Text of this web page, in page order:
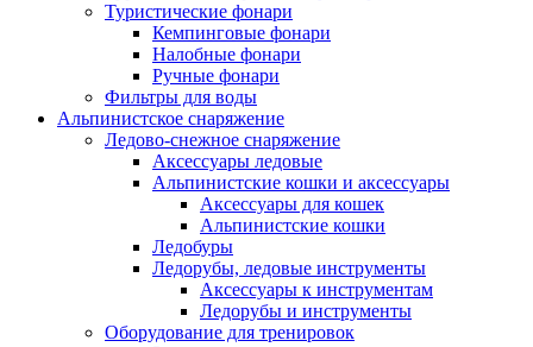
Туристические фонари
Кемпинговые фонари
Налобные фонари
Ручные фонари
Фильтры для воды
Альпинистское снаряжение
Ледово-снежное снаряжение
Аксессуары ледовые
Альпинистские кошки и аксессуары
Аксессуары для кошек
Альпинистские кошки
Ледобуры
Ледорубы, ледовые инструменты
Аксессуары к инструментам
Ледорубы и инструменты
Оборудование для тренировок